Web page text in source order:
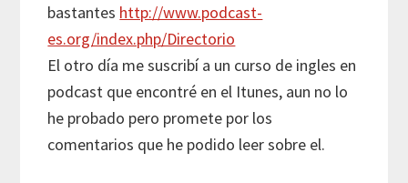
bastantes http://www.podcast-
es.org/index.php/Directorio
El otro día me suscribí a un curso de ingles en
podcast que encontré en el Itunes, aun no lo
he probado pero promete por los
comentarios que he podido leer sobre el.